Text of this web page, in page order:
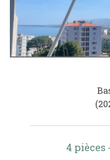
4 pièces